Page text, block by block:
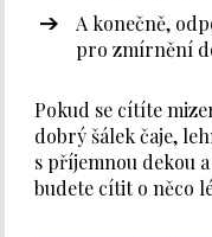
A konečně,
pro zmírnění
Pokud se cítíte
dobrý šálek čaje,
s příjemnou dekou
budete cítit o něco